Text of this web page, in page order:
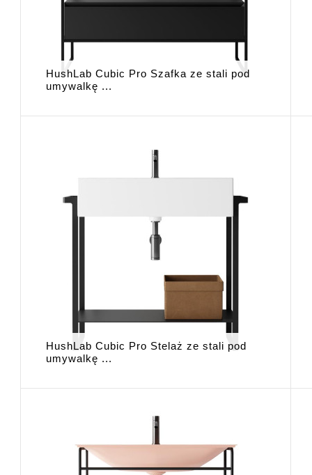
HushLab Cubic Pro Szafka ze stali pod
umywalkę ...
HushLab Cubic Pro Stelaż ze stali pod
umywalkę ...